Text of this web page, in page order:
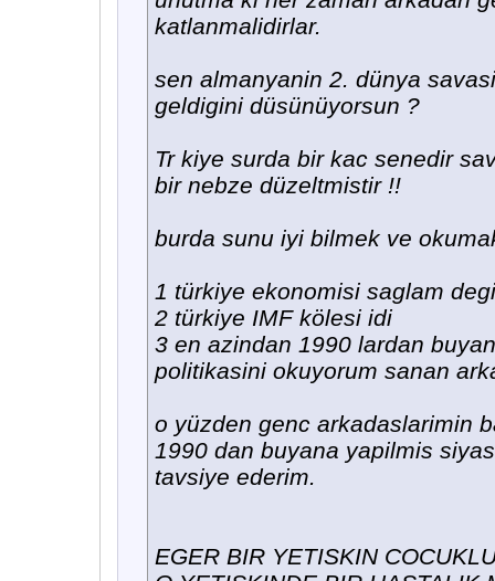
katlanmalidirlar.
sen almanyanin 2. dünya
geldigini düsünüyorsun ?
Tr kiye surda bir kac senedir
bir nebze düzeltmistir !!
burda sunu iyi bilmek ve
1 türkiye ekonomisi saglam
2 türkiye IMF kölesi idi
3 en azindan 1990 lardan
politikasini okuyorum sanan
o yüzden genc arkadaslarimin
1990 dan buyana yapilmis
tavsiye ederim.
EGER BIR YETISKIN